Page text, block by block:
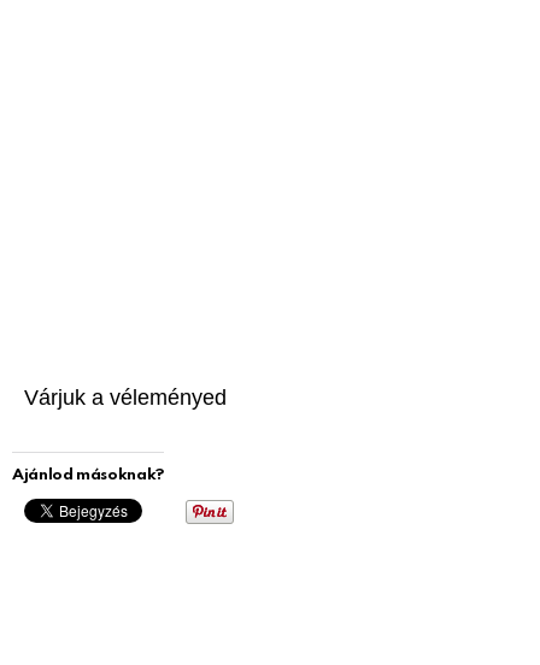
Várjuk a véleményed
Ajánlod másoknak?